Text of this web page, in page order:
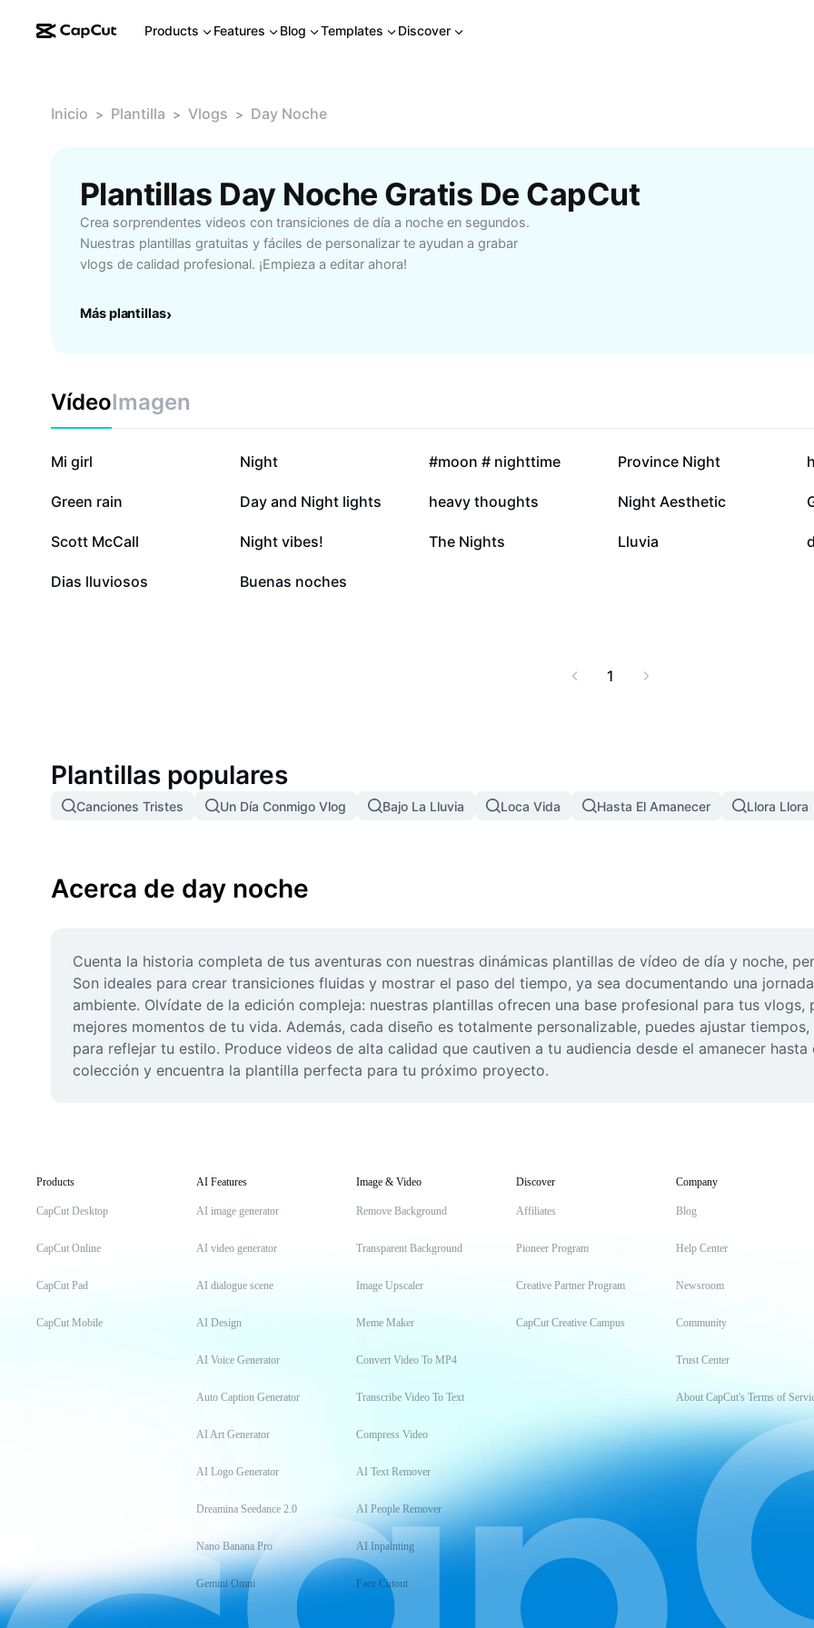
Products Features Blog Templates Discover
Inicio > Plantilla > Vlogs > Day Noche
Plantillas Day Noche Gratis De CapCut
Crea sorprendentes videos con transiciones de día a noche en segundos.
Nuestras plantillas gratuitas y fáciles de personalizar te ayudan a grabar
vlogs de calidad profesional. ¡Empieza a editar ahora!
Más plantillas›
VídeoImagen
1,4 M
Mi girl 103,5 mil
Night 77,1 mil
#moon # nighttime 65,2 mil
Province Night
20,3 mil
Green rain 18,3 mil
Day and Night lights 13,3 mil
heavy thoughts 5,9 mil
Night Aesthetic
5 mil
Scott McCall 3,4 mil
Night vibes! 2,4 mil
The Nights 470
Lluvia
25
Dias lluviosos 1
Buenas noches
1
Plantillas populares
Canciones Tristes Un Día Conmigo Vlog Bajo La Lluvia Loca Vida Hasta El Amanecer Llora Llora
Acerca de day noche
Cuenta la historia completa de tus aventuras con nuestras dinámicas plantillas de vídeo de día y noche,
Son ideales para crear transiciones fluidas y mostrar el paso del tiempo, ya sea documentando una
ambiente. Olvídate de la edición compleja: nuestras plantillas ofrecen una base profesional para tus
mejores momentos de tu vida. Además, cada diseño es totalmente personalizable, puedes ajustar
para reflejar tu estilo. Produce videos de alta calidad que cautiven a tu audiencia desde el amanecer
colección y encuentra la plantilla perfecta para tu próximo proyecto.
Products
CapCut Desktop
CapCut Online
CapCut Pad
CapCut Mobile
AI Features
AI image generator
AI video generator
AI dialogue scene
AI Design
AI Voice Generator
Auto Caption Generator
AI Art Generator
AI Logo Generator
Dreamina Seedance 2.0
Nano Banana Pro
Gemini Omni
Image & Video
Remove Background
Transparent Background
Image Upscaler
Meme Maker
Convert Video To MP4
Transcribe Video To Text
Compress Video
AI Text Remover
AI People Remover
AI Inpainting
Face Cutout
Discover
Affiliates
Pioneer Program
Creative Partner Program
CapCut Creative Campus
Company
Blog
Help Center
Newsroom
Community
Trust Center
About CapCut's Terms of